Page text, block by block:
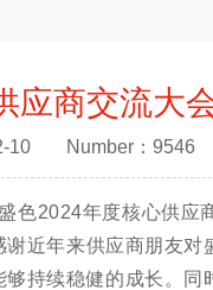
应商交流大
10 Number：9546
核心供应商交流
近年来供应商朋友对
成长。同时，